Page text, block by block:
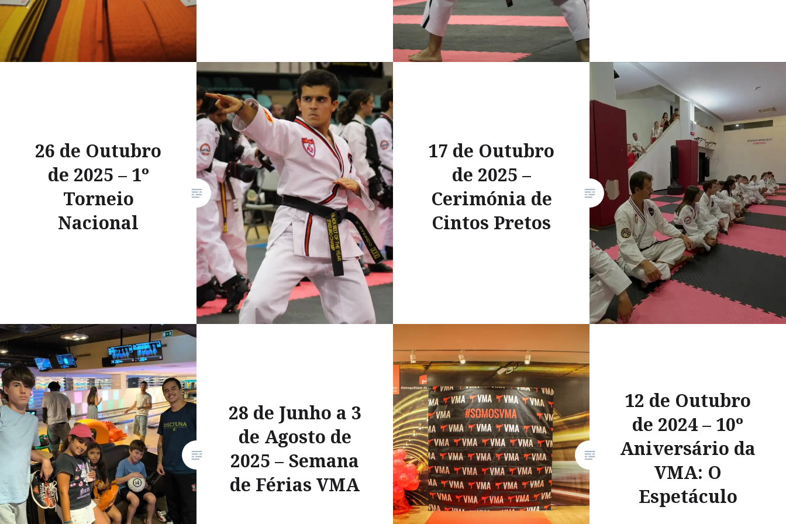
26 de Outubro
de 2025 – 1º
Torneio
Nacional
17 de Outubro
de 2025 –
Cerimónia de
Cintos Pretos
28 de Junho a 3
de Agosto de
2025 – Semana
de Férias VMA
12 de Outubro
de 2024 – 10º
Aniversário da
VMA: O
Espetáculo